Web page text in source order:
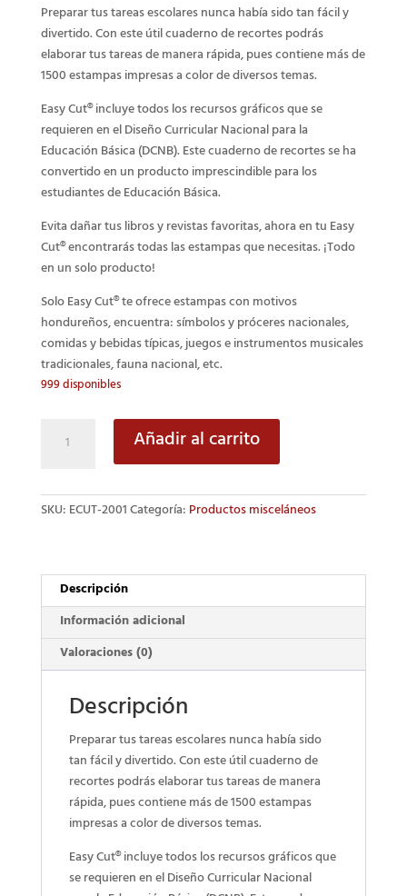
Preparar tus tareas escolares nunca había sido tan fácil y
divertido. Con este útil cuaderno de recortes podrás
elaborar tus tareas de manera rápida, pues contiene más de
1500 estampas impresas a color de diversos temas.
Easy Cut® incluye todos los recursos gráficos que se
requieren en el Diseño Curricular Nacional para la
Educación Básica (DCNB). Este cuaderno de recortes se ha
convertido en un producto imprescindible para los
estudiantes de Educación Básica.
Evita dañar tus libros y revistas favoritas, ahora en tu Easy
Cut® encontrarás todas las estampas que necesitas. ¡Todo
en un solo producto!
Solo Easy Cut® te ofrece estampas con motivos
hondureños, encuentra: símbolos y próceres nacionales,
comidas y bebidas típicas, juegos e instrumentos musicales
tradicionales, fauna nacional, etc.
999 disponibles
version
Images
and
paste
cantidad
Añadir al carrito
SKU:ECUT-2001Categoría:Productos misceláneos
Descripción
Información adicional
Valoraciones (0)
Descripción
Preparar tus tareas escolares nunca había sido
tan fácil y divertido. Con este útil cuaderno de
recortes podrás elaborar tus tareas de manera
rápida, pues contiene más de 1500 estampas
impresas a color de diversos temas.
Easy Cut® incluye todos los recursos gráficos que
se requieren en el Diseño Curricular Nacional